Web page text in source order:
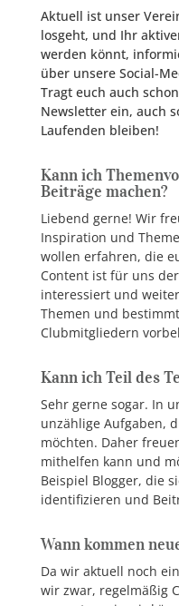
Aktuell ist unser
losgeht, und Ihr
werden könnt,
über unsere Social-
Tragt euch auch
Newsletter ein, auch
Laufenden bleiben!
Kann ich
Beiträge machen?
Liebend gerne! Wir
Inspiration und
wollen erfahren, die
Content ist für uns
interessiert und
Themen und
Clubmitgliedern
Kann ich Teil des
Sehr gerne sogar. In
unzählige Aufgaben,
möchten. Daher
mithelfen kann und
Beispiel Blogger, die
identifizieren und
Wann kommen
Da wir aktuell noch
wir zwar, regelmäßig